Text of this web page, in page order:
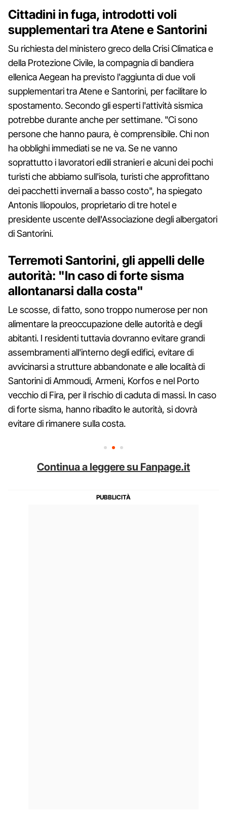
Cittadini in fuga, introdotti voli
supplementari tra Atene e Santorini
Su richiesta del ministero greco della Crisi Climatica e
della Protezione Civile, la compagnia di bandiera
ellenica Aegean ha previsto l'aggiunta di due voli
supplementari tra Atene e Santorini, per facilitare lo
spostamento. Secondo gli esperti l'attività sismica
potrebbe durante anche per settimane. "Ci sono
persone che hanno paura, è comprensibile. Chi non
ha obblighi immediati se ne va. Se ne vanno
soprattutto i lavoratori edili stranieri e alcuni dei pochi
turisti che abbiamo sull'isola, turisti che approfittano
dei pacchetti invernali a basso costo", ha spiegato
Antonis Iliopoulos, proprietario di tre hotel e
presidente uscente dell'Associazione degli albergatori
di Santorini.
Terremoti Santorini, gli appelli delle
autorità: "In caso di forte sisma
allontanarsi dalla costa"
Le scosse, di fatto, sono troppo numerose per non
alimentare la preoccupazione delle autorità e degli
abitanti. I residenti tuttavia dovranno evitare grandi
assembramenti all'interno degli edifici, evitare di
avvicinarsi a strutture abbandonate e alle località di
Santorini di Ammoudi, Armeni, Korfos e nel Porto
vecchio di Fira, per il rischio di caduta di massi. In caso
di forte sisma, hanno ribadito le autorità, si dovrà
evitare di rimanere sulla costa.
Continua a leggere su Fanpage.it